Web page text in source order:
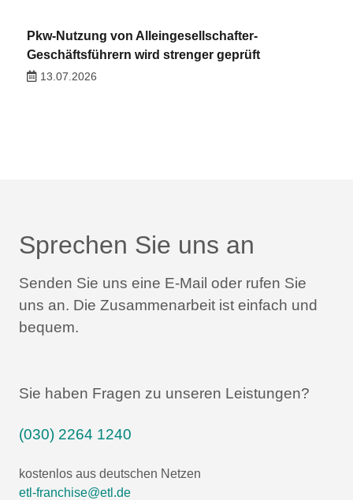
Pkw-Nutzung von Alleingesellschafter-
Geschäftsführern wird strenger geprüft
13.07.2026
Sprechen Sie uns an
Senden Sie uns eine E-Mail oder rufen Sie
uns an. Die Zusammenarbeit ist einfach und
bequem.
Sie haben Fragen zu unseren Leistungen?
(030) 2264 1240
kostenlos aus deutschen Netzen
etl-franchise@etl.de